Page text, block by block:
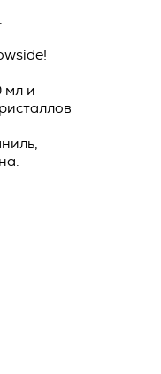
мл и